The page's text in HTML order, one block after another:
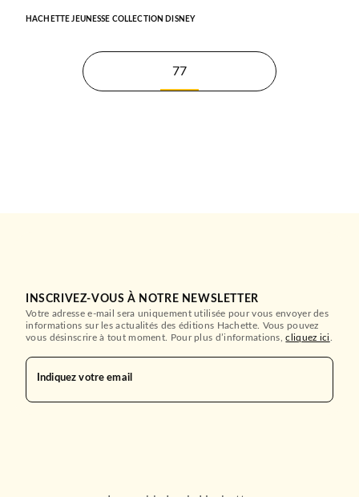
HACHETTE JEUNESSE COLLECTION DISNEY
77
INSCRIVEZ-VOUS À NOTRE NEWSLETTER
Votre adresse e-mail sera uniquement utilisée pour vous envoyer des
informations sur les actualités des éditions Hachette. Vous pouvez
vous désinscrire à tout moment. Pour plus d’informations,cliquez ici
Indiquez votre email